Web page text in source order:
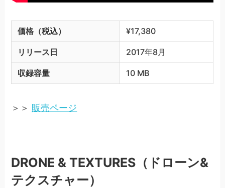
価格（税込） ¥17,380
リリース日 2017年8月
収録容量 10 MB
＞＞ 販売ページ
DRONE & TEXTURES（ドローン&
テクスチャー）